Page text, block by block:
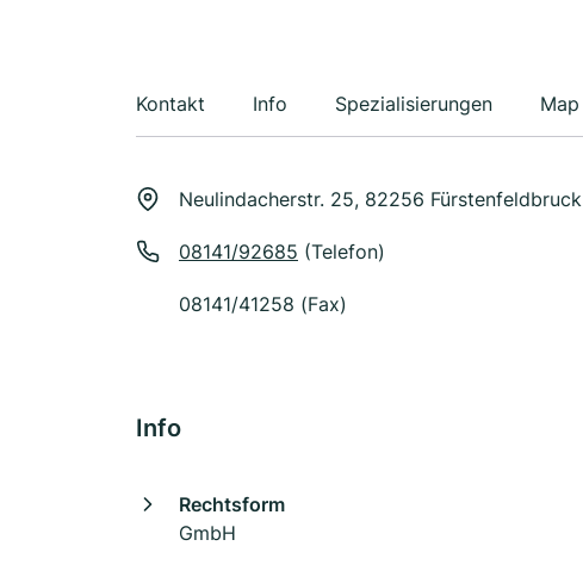
Kontakt Info Spezialisierungen Map
Neulindacherstr. 25, 82256 Fürstenfeldbruck
08141/92685 (Telefon)
08141/41258 (Fax)
Info
Rechtsform
GmbH